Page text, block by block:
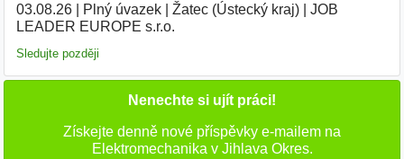
03.08.26| Plný úvazek| Žatec (Ústecký kraj)|
JOB
LEADER EUROPE s.r.o.
Sledujte později
Nenechte si ujít práci!
Získejte denně nové příspěvky e-mailem na
Elektromechanika v Jihlava Okres.